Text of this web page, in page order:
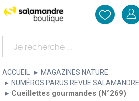
ACCUEIL
MAGAZINES NATURE
NUMÉROS PARUS REVUE SALAMANDRE
Cueillettes gourmandes (N°269)